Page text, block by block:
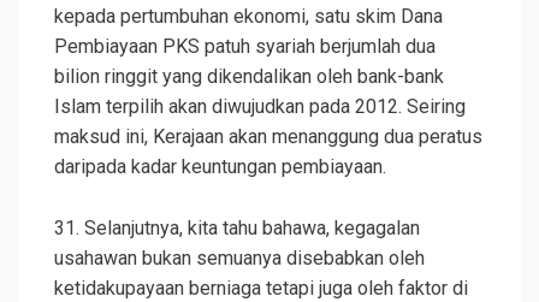
kepada pertumbuhan ekonomi, satu skim Dana
Pembiayaan PKS patuh syariah berjumlah dua
bilion ringgit yang dikendalikan oleh bank-bank
Islam terpilih akan diwujudkan pada 2012. Seiring
maksud ini, Kerajaan akan menanggung dua peratus
daripada kadar keuntungan pembiayaan.
31. Selanjutnya, kita tahu bahawa, kegagalan
usahawan bukan semuanya disebabkan oleh
ketidakupayaan berniaga tetapi juga oleh faktor di